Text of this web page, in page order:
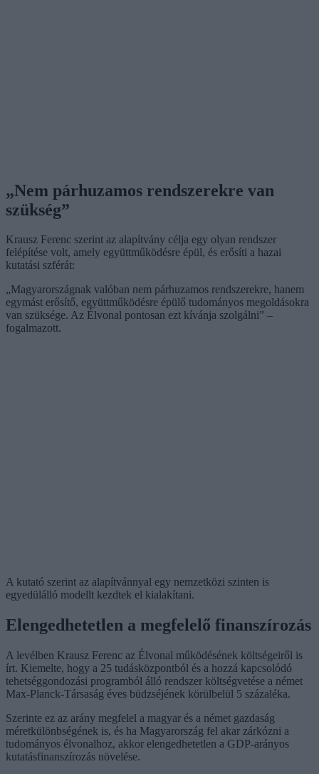
„Nem párhuzamos rendszerekre van
szükség”
Krausz Ferenc szerint az alapítvány célja egy olyan rendszer
felépítése volt, amely együttműködésre épül, és erősíti a hazai
kutatási szférát:
„Magyarországnak valóban nem párhuzamos rendszerekre, hanem
egymást erősítő, együttműködésre épülő tudományos megoldásokra
van szüksége. Az Élvonal pontosan ezt kívánja szolgálni” –
fogalmazott.
A kutató szerint az alapítvánnyal egy nemzetközi szinten is
egyedülálló modellt kezdtek el kialakítani.
Elengedhetetlen a megfelelő finanszírozás
A levélben Krausz Ferenc az Élvonal működésének költségeiről is
írt. Kiemelte, hogy a 25 tudásközpontból és a hozzá kapcsolódó
tehetséggondozási programból álló rendszer költségvetése a német
Max-Planck-Társaság éves büdzséjének körülbelül 5 százaléka.
Szerinte ez az arány megfelel a magyar és a német gazdaság
méretkülönbségének is, és ha Magyarország fel akar zárkózni a
tudományos élvonalhoz, akkor elengedhetetlen a GDP-arányos
kutatásfinanszírozás növelése.